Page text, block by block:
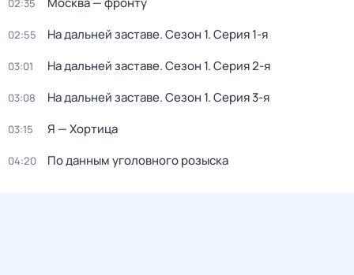
02:35
02:55 На дальней заставе. Сезон 1. Серия 1-я
03:01 На дальней заставе. Сезон 1. Серия 2-я
03:08 На дальней заставе. Сезон 1. Серия 3-я
03:15 Я — Хортица
04:20 По данным уголовного розыска